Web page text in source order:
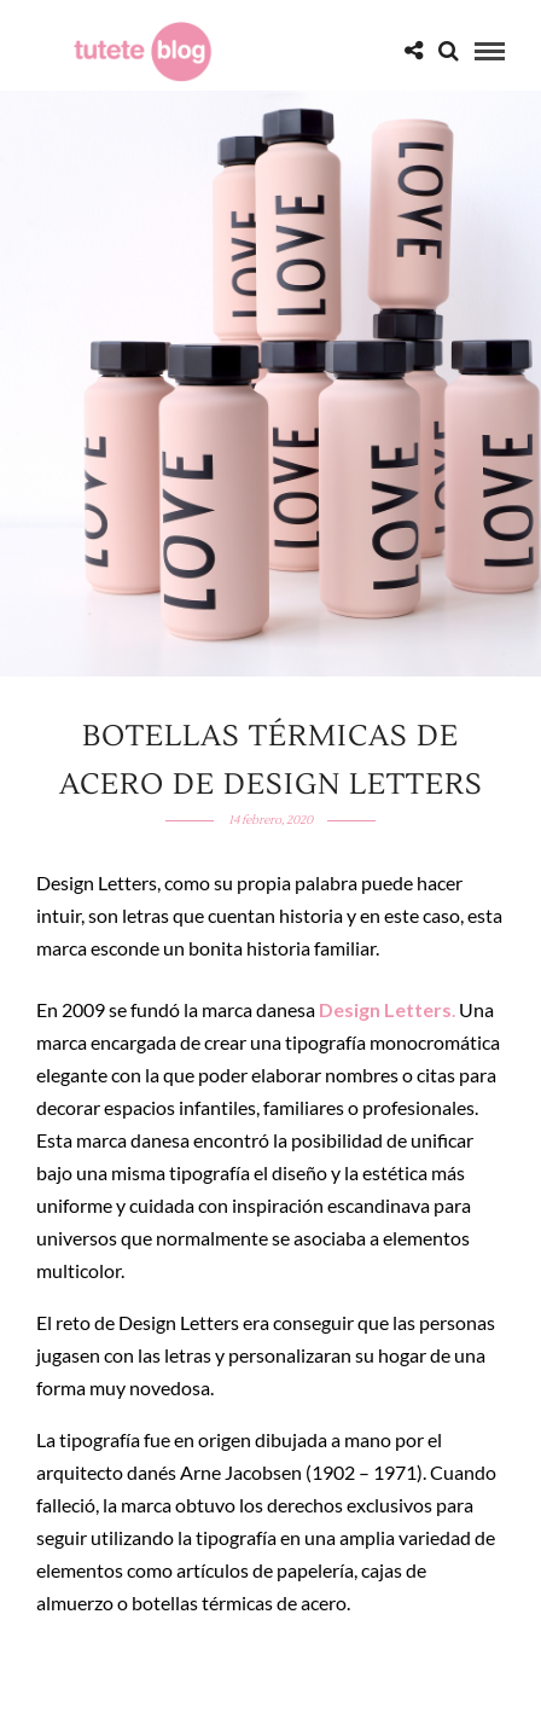
BOTELLAS TÉRMICAS DE
ACERO DE DESIGN LETTERS
14 febrero, 2020
Design Letters, como su propia palabra puede hacer
intuir, son letras que cuentan historia y en este caso, esta
marca esconde un bonita historia familiar.
En 2009 se fundó la marca danesa Design Letters. Una
marca encargada de crear una tipografía monocromática
elegante con la que poder elaborar nombres o citas para
decorar espacios infantiles, familiares o profesionales.
Esta marca danesa encontró la posibilidad de unificar
bajo una misma tipografía el diseño y la estética más
uniforme y cuidada con inspiración escandinava para
universos que normalmente se asociaba a elementos
multicolor.
El reto de Design Letters era conseguir que las personas
jugasen con las letras y personalizaran su hogar de una
forma muy novedosa.
La tipografía fue en origen dibujada a mano por el
arquitecto danés Arne Jacobsen (1902 – 1971). Cuando
falleció, la marca obtuvo los derechos exclusivos para
seguir utilizando la tipografía en una amplia variedad de
elementos como artículos de papelería, cajas de
almuerzo o botellas térmicas de acero.